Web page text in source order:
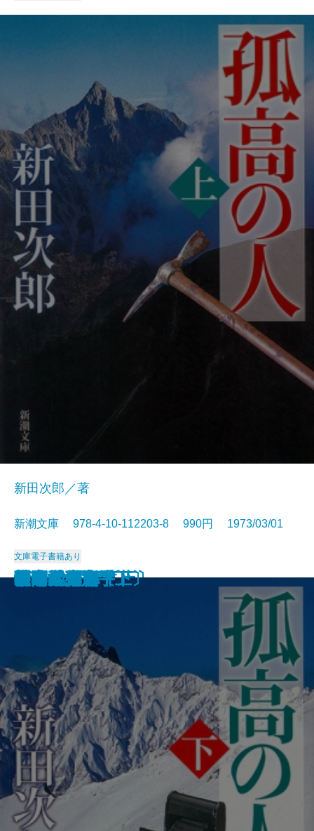
西郷と大久保
惜別
冬の旅
気まぐれ指数
新史 太閤記〔上〕
新史 太閤記〔下〕
塩狩峠
砂の器〔下〕
砂の器〔上〕
孤高の人〔上〕
新田次郎／著
新潮文庫 978-4-10-112203-8 990円 1973/03/01
文庫電子書籍あり
孤高の人〔下〕
山本五十六〔上〕
山本五十六〔下〕
谷間の百合
時間の習俗
二十世紀旗手
額田女王
影の地帯
グッド・バイ
ひとごろし